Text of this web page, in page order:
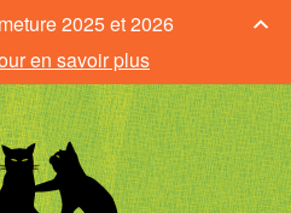
2025 et 2026
en savoir plus